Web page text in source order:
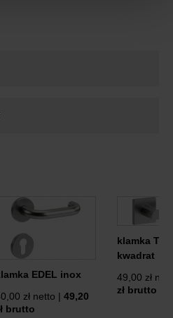
EDEL inox
zł netto | 49,20
brutto
klamka
kwadrat
49,00 zł
zł brutto